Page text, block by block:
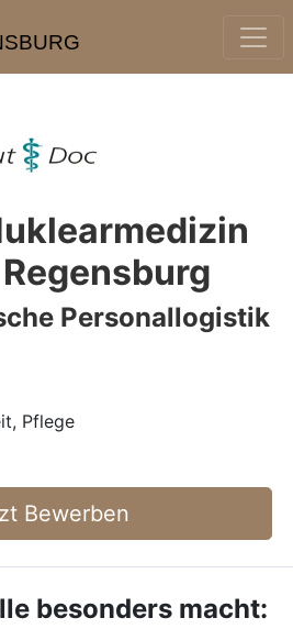
Personallogistik
Pflege
Bewerben
besonders macht: